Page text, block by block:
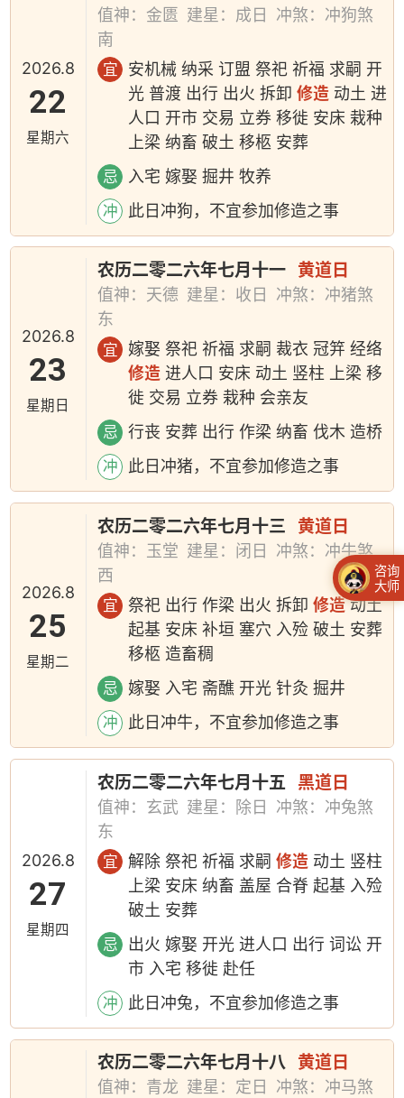
2026.8
22
星期六
值神：金匮 建星：成日
冲煞：冲狗煞
南
宜
安机械 纳采 订盟 祭祀 祈福 求嗣 开
光 普渡 出行 出火 拆卸修造 动土 进
人口 开市 交易 立券 移徙 安床 栽种
上梁 纳畜 破土 移柩 安葬
忌 入宅 嫁娶 掘井 牧养
冲 此日冲狗，不宜参加修造之事
2026.8
23
星期日
农历二零二六年七月十一 黄道日
值神：天德 建星：收日
冲煞：冲猪煞
东
宜
嫁娶 祭祀 祈福 求嗣 裁衣 冠笄 经络
修造 进人口 安床 动土 竖柱 上梁 移
徙 交易 立券 栽种 会亲友
忌 行丧 安葬 出行 作梁 纳畜 伐木 造桥
冲 此日冲猪，不宜参加修造之事
2026.8
25
星期二
农历二零二六年七月十三 黄道日
值神：玉堂 建星：闭日
冲煞：冲牛煞
西
宜 祭祀 出行 作梁 出火 拆卸修造动土
起基 安床 补垣 塞穴 入殓 破土 安葬
移柩 造畜稠
忌 嫁娶 入宅 斋醮 开光 针灸 掘井
冲 此日冲牛，不宜参加修造之事
2026.8
27
星期四
农历二零二六年七月十五 黑道日
值神：玄武 建星：除日
冲煞：冲兔煞
东
宜 解除 祭祀 祈福 求嗣修造 动土 竖柱
上梁 安床 纳畜 盖屋 合脊 起基 入殓
破土 安葬
忌
出火 嫁娶 开光 进人口 出行 词讼 开
市 入宅 移徙 赴任
冲 此日冲兔，不宜参加修造之事
农历二零二六年七月十八 黄道日
值神：青龙 建星：定日
冲煞：冲马煞
咨询
大师